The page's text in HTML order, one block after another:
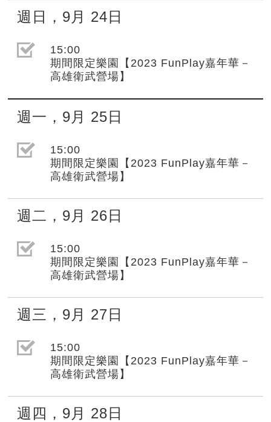
週日 ， 9月 24日
選取節目(未勾選)
15:00
期間限定樂園【2023 FunPlay嘉年華－
高雄衛武營場】
週一 ， 9月 25日
選取節目(未勾選)
15:00
期間限定樂園【2023 FunPlay嘉年華－
高雄衛武營場】
週二 ， 9月 26日
選取節目(未勾選)
15:00
期間限定樂園【2023 FunPlay嘉年華－
高雄衛武營場】
週三 ， 9月 27日
選取節目(未勾選)
15:00
期間限定樂園【2023 FunPlay嘉年華－
高雄衛武營場】
週四 ， 9月 28日